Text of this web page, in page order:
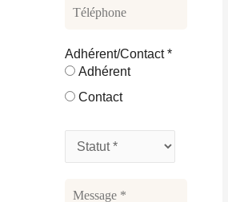
Adhérent/Contact*
Adhérent
Contact